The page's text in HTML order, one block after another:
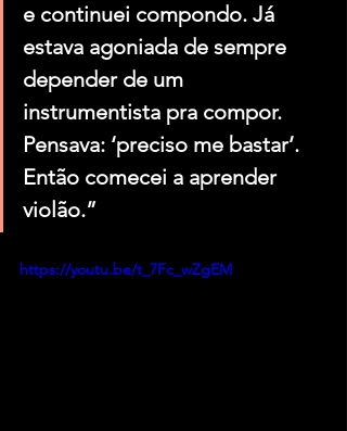
e continuei compondo. Já
estava agoniada de sempre
depender de um
instrumentista pra compor.
Pensava: ‘preciso me bastar’.
Então comecei a aprender
violão.”
https://youtu.be/t_7Fc_wZgEM